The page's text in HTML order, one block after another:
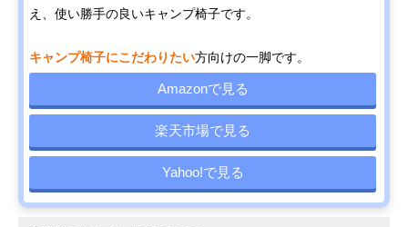
え、使い勝手の良いキャンプ椅子です。
キャンプ椅子にこだわりたい方向けの一脚です。
Amazonで見る
楽天市場で見る
Yahoo!で見る